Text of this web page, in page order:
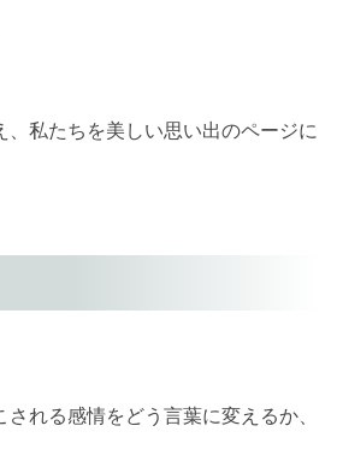
、私たちを美しい思い出のページに
れる感情をどう言葉に変えるか、